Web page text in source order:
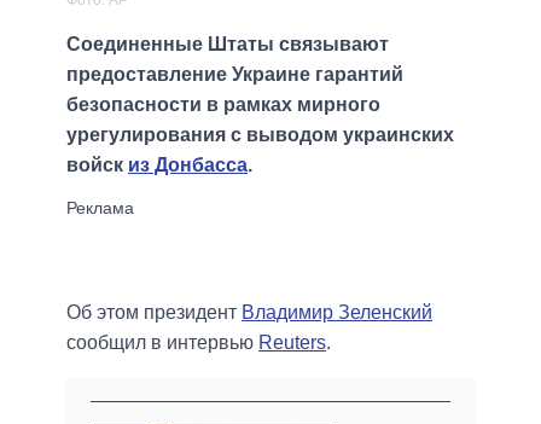
Соединенные Штаты связывают
предоставление Украине гарантий
безопасности в рамках мирного
урегулирования с выводом украинских
войск из Донбасса.
Об этом президент Владимир Зеленский
сообщил в интервью Reuters.